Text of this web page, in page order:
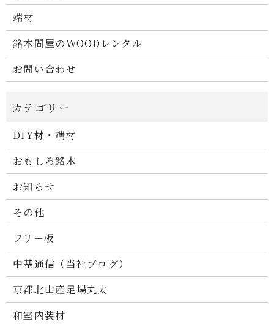
端材
銘木問屋のWOODレンタル
お問い合わせ
DIY材・端材
おもしろ銘木
お知らせ
その他
フリー板
中基通信（当社ブログ）
京都北山産足場丸太
和室内装材